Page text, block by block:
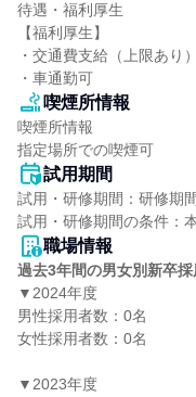
待遇・福利厚生
【福利厚生】
・交通費支給（上限あり）
・車通勤可
喫煙所情報
喫煙所情報
指定場所での喫煙可
試用期間
試用・研修期間：研修期
職場情報
過去3年間の男女別新卒
▼2024年度
男性採用者数：0名
女性採用者数：0名
▼2023年度